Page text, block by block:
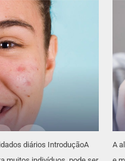
diários IntroduçãoA
A